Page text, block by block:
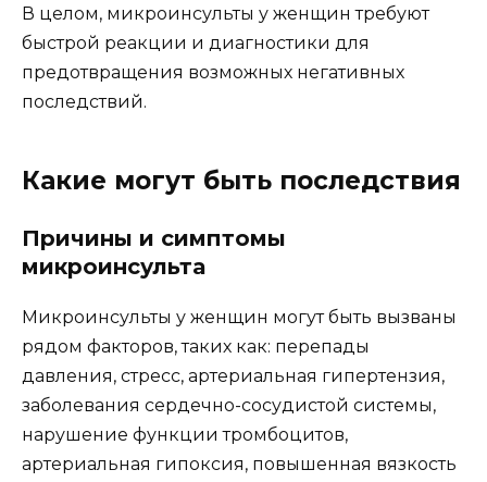
В целом, микроинсульты у женщин требуют
быстрой реакции и диагностики для
предотвращения возможных негативных
последствий.
Какие могут быть последствия
Причины и симптомы
микроинсульта
Микроинсульты у женщин могут быть вызваны
рядом факторов, таких как: перепады
давления, стресс, артериальная гипертензия,
заболевания сердечно-сосудистой системы,
нарушение функции тромбоцитов,
артериальная гипоксия, повышенная вязкость